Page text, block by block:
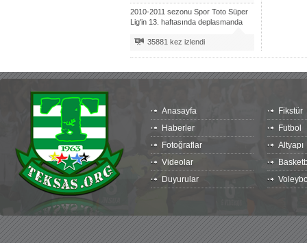
2010-2011 sezonu Spor Toto Süper
Lig'in 13. haftasında deplasmanda
35881 kez izlendi
Anasayfa
Haberler
Fotoğraflar
Videolar
Duyurular
Fikstür
Futbol
Altyapı